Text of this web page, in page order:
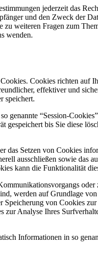
jederzeit das
und den Zweck der
weiteren Fragen zum
wenden.
Cookies richten auf
effektiver und
speichert.
genannte “Session-
gespeichert bis Sie diese
das Setzen von Cookies
ausschließen sowie das
kann die Funktionalität
werden auf Grundlage
Speicherung von Cookies
Analyse Ihres
Informationen in so